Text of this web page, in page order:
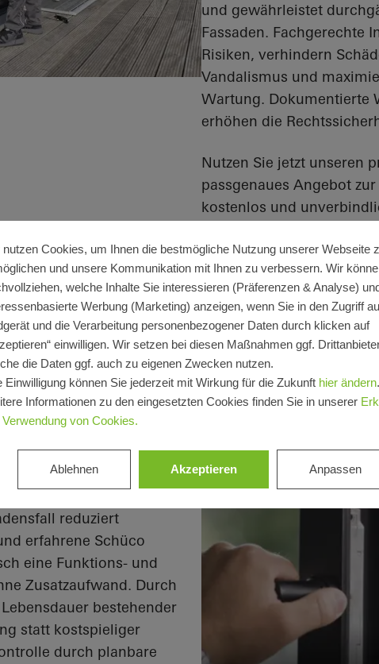
und gewährleistet
Fassaden. Fachgerechte
Risiken, verhindern
Vandalismus und
Wartung. Dokumentierte
erhöhen die
Nutzen Sie jetzt unseren
passgenaues Angebot
kostenlos und
Ihre Fenster, Türen,
und Ihren
u. a. hinsichtlich
Leib und Leben werden
eine breite
. Für schnelle
reduziert
erfahrene Schüco
eine Funktions- und
Zusatzaufwand. Durch
bestehender
statt kostspieliger
durch planbare
nutzen Cookies, um Ihnen die bestmögliche Nutzung unserer Webseite
und unsere Kommunikation mit Ihnen zu verbessern. Wir
welche Inhalte Sie interessieren (Präferenzen & Analyse)
Werbung (Marketing) anzeigen, wenn Sie in den Zugriff
und die Verarbeitung personenbezogener Daten durch klicken auf
einwilligen. Wir setzen bei diesen Maßnahmen ggf.
die Daten ggf. auch zu eigenen Zwecken nutzen.
Einwilligung können Sie jederzeit mit Wirkung für die Zukunft hier ändern.
Informationen zu den eingesetzten Cookies finden Sie in unserer
von Cookies.
Ablehnen Akzeptieren Anpassen